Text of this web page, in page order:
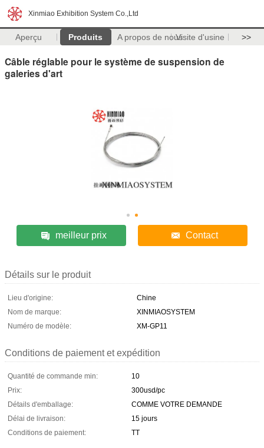
Xinmiao Exhibition System Co.,Ltd
Aperçu Produits A propos de nousVisite d'usine >>
Câble réglable pour le système de suspension de
galeries d'art
meilleur prix Contact
Détails sur le produit
Lieu d'origine:
Chine
Nom de marque:
XINMIAOSYSTEM
Numéro de modèle:
XM-GP11
Conditions de paiement et expédition
Quantité de commande min:
10
Prix:
300usd/pc
Détails d'emballage:
COMME VOTRE DEMANDE
Délai de livraison:
15 jours
Conditions de paiement:
TT